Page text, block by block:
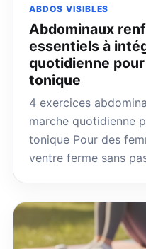
ABDOS VISIBLES
Abdominaux
essentiels à
quotidienne
tonique
4 exercices
marche quotidienne
tonique Pour des
ventre ferme sans